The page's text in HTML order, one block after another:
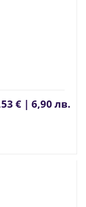
€ | 6,90 лв.